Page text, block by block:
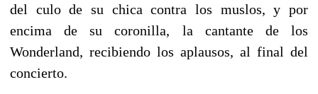
del culo de su chica contra los muslos, y por
encima de su coronilla, la cantante de los
Wonderland, recibiendo los aplausos, al final del
concierto.